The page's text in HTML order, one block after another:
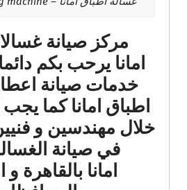
مركز صيانة
امانا يرحب بكم
خدمات صيانة
اطباق امانا كما
خلال مهندسين و
في صيانة
امانا بالقاهرة و